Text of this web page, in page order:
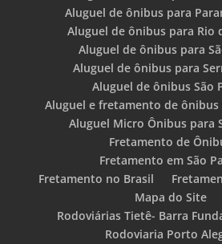
Aluguel de ônibus para
Aluguel de ônibus para Rio
Aluguel de ônibus para
Aluguel de ônibus para
Aluguel de ônibus São
Aluguel e fretamento de ônibus
Aluguel Micro Ônibus para
Fretamento de
Fretamento em São
Fretamento no Brasil
Mapa do Site
Rodoviárias Tietê- Barra
Rodoviaria Porto